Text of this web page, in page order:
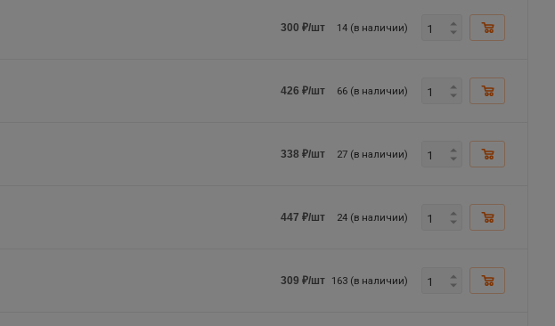
300 ₽/шт 14 (в наличии)
426 ₽/шт 66 (в наличии)
338 ₽/шт 27 (в наличии)
447 ₽/шт 24 (в наличии)
309 ₽/шт 163 (в наличии)